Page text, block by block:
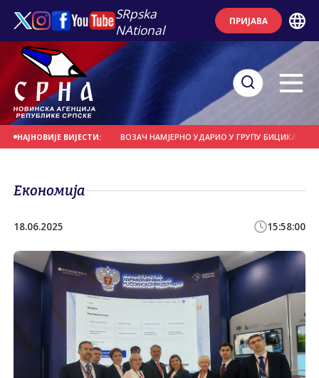
SRpska
NAtional
ПРИЈАВА
НАЈНОВИЈЕ ВИЈЕСТИ:
НА ДАНАШЊИ ДАН ВОЗАЧ НАМЈЕРНО УДАРИО У ГРУПУ БИЦИКЛИСТА
Економија
18.06.2025 15:58:00